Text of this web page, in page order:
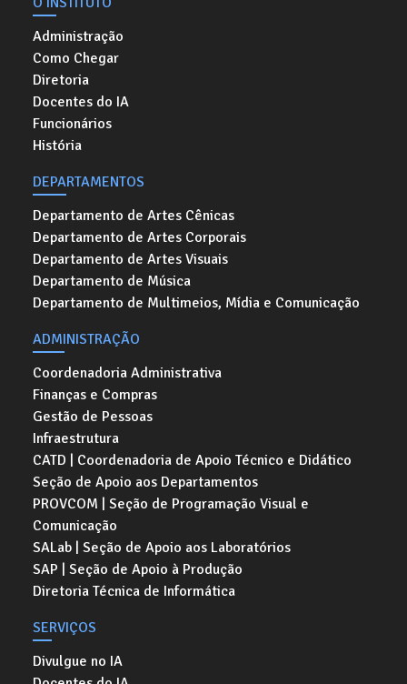
Administração
Como Chegar
Diretoria
Docentes do IA
Funcionários
História
DEPARTAMENTOS
Departamento de Artes Cênicas
Departamento de Artes Corporais
Departamento de Artes Visuais
Departamento de Música
Departamento de Multimeios, Mídia e Comunicação
ADMINISTRAÇÃO
Coordenadoria Administrativa
Finanças e Compras
Gestão de Pessoas
Infraestrutura
CATD | Coordenadoria de Apoio Técnico e Didático
Seção de Apoio aos Departamentos
PROVCOM | Seção de Programação Visual e
Comunicação
SALab | Seção de Apoio aos Laboratórios
SAP | Seção de Apoio à Produção
Diretoria Técnica de Informática
SERVIÇOS
Divulgue no IA